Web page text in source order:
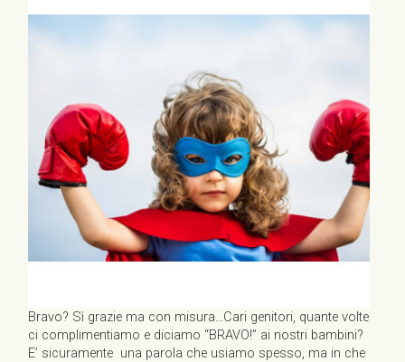
Bravo? Sì grazie ma con misura…Cari genitori, quante volte
ci complimentiamo e diciamo “BRAVO!” ai nostri bambini?
E’ sicuramente una parola che usiamo spesso, ma in che